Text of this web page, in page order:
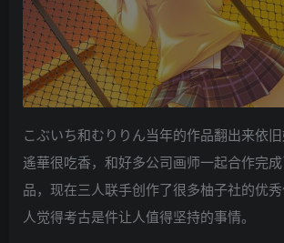
こぶいち和むりりん当年的作品翻出来依
遙華很吃香，和好多公司画师一起合作完
品，现在三人联手创作了很多柚子社的优
人觉得考古是件让人值得坚持的事情。